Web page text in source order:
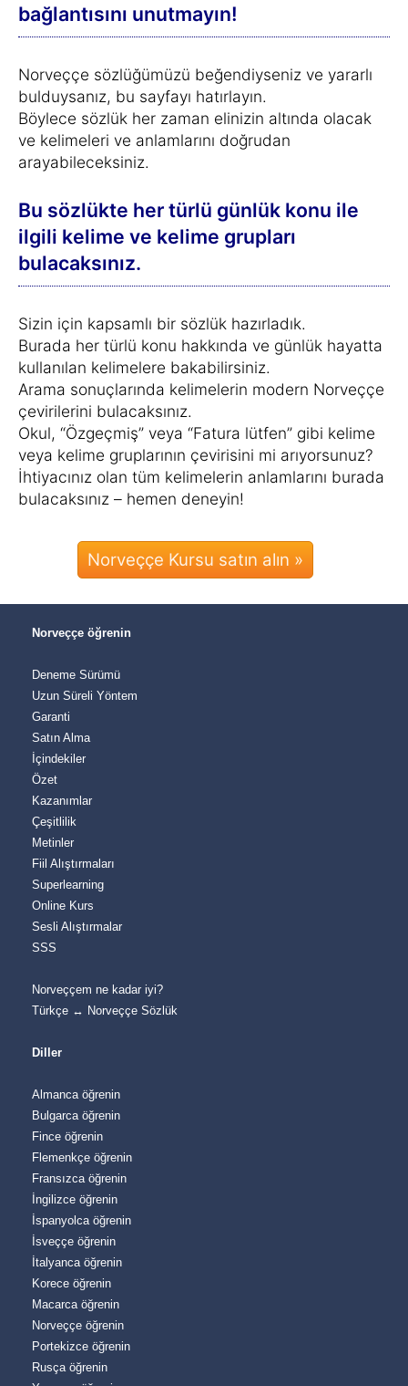
bağlantısını unutmayın!
Norveççe sözlüğümüzü beğendiyseniz ve yararlı
bulduysanız, bu sayfayı hatırlayın.
Böylece sözlük her zaman elinizin altında olacak
ve kelimeleri ve anlamlarını doğrudan
arayabileceksiniz.
Bu sözlükte her türlü günlük konu ile
ilgili kelime ve kelime grupları
bulacaksınız.
Sizin için kapsamlı bir sözlük hazırladık.
Burada her türlü konu hakkında ve günlük hayatta
kullanılan kelimelere bakabilirsiniz.
Arama sonuçlarında kelimelerin modern Norveççe
çevirilerini bulacaksınız.
Okul, “Özgeçmiş” veya “Fatura lütfen” gibi kelime
veya kelime gruplarının çevirisini mi arıyorsunuz?
İhtiyacınız olan tüm kelimelerin anlamlarını burada
bulacaksınız – hemen deneyin!
Norveççe Kursu satın alın »
Norveççe öğrenin
Deneme Sürümü
Uzun Süreli Yöntem
Garanti
Satın Alma
İçindekiler
Özet
Kazanımlar
Çeşitlilik
Metinler
Fiil Alıştırmaları
Superlearning
Online Kurs
Sesli Alıştırmalar
SSS
Norveççem ne kadar iyi?
Türkçe ↔ Norveççe Sözlük
Diller
Almanca öğrenin
Bulgarca öğrenin
Fince öğrenin
Flemenkçe öğrenin
Fransızca öğrenin
İngilizce öğrenin
İspanyolca öğrenin
İsveççe öğrenin
İtalyanca öğrenin
Korece öğrenin
Macarca öğrenin
Norveççe öğrenin
Portekizce öğrenin
Rusça öğrenin